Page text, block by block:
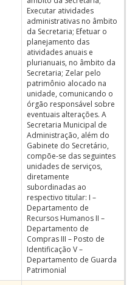
Executar atividades
administrativas no âmbito
da Secretaria; Efetuar o
planejamento das
atividades anuais e
plurianuais, no âmbito da
Secretaria; Zelar pelo
patrimônio alocado na
unidade, comunicando o
órgão responsável sobre
eventuais alterações. A
Secretaria Municipal de
Administração, além do
Gabinete do Secretário,
compõe-se das seguintes
unidades de serviços,
diretamente
subordinadas ao
respectivo titular: I –
Departamento de
Recursos Humanos II –
Departamento de
Compras III – Posto de
Identificação V –
Departamento de Guarda
Patrimonial